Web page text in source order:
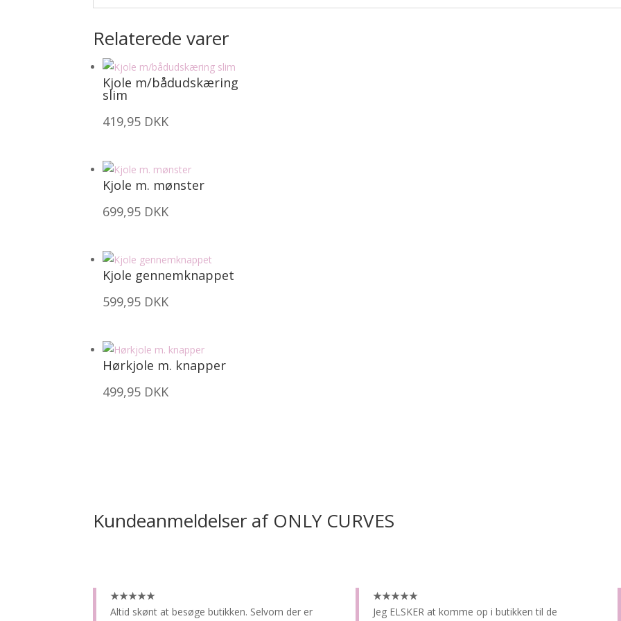
Relaterede varer
Kjole m/bådudskæring
slim
419,95 DKK
Kjole m. mønster
699,95 DKK
Kjole gennemknappet
599,95 DKK
Hørkjole m. knapper
499,95 DKK
Kundeanmeldelser af ONLY CURVES
★★★★★
Altid skønt at besøge butikken. Selvom der er
★★★★★
Jeg ELSKER at komme op i butikken til de